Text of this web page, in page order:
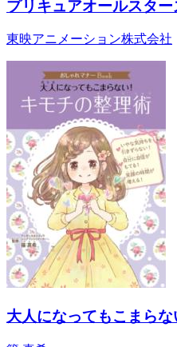
プリキュアオールスタ
東映アニメーション株式会社
大人になってもこまら